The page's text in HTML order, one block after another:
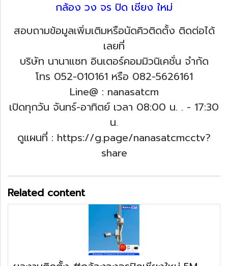
กล้อง วง จร ปิด เชียง ใหม่
สอบถามข้อมูลเพิ่มเติมหรือนัดคิวติดตั้ง ติดต่อได้
เลยที่
บริษัท นานาแซท อินเตอร์คอมมิวนิเคชั่น จำกัด
โทร 052-010161 หรือ 082-5626161
Line@ : nanasatcm
เปิดทุกวัน จันทร์-อาทิตย์ เวลา 08:00 น. . - 17:30
น.
ดูแผนที่ : https://g.page/nanasatcmcctv?
share
Related content